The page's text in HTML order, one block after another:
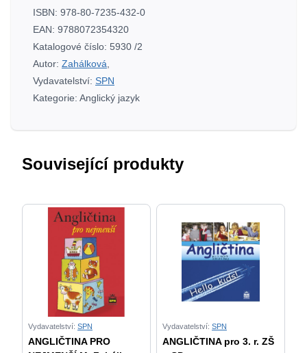
pracovní
sešit
množství
ISBN: 978-80-7235-432-0
EAN: 9788072354320
Katalogové číslo: 5930 /2
Autor: Zahálková
Vydavatelství: SPN
Kategorie: Anglický jazyk
Související produkty
Vydavatelství: SPN
ANGLIČTINA PRO
Vydavatelství: SPN
ANGLIČTINA pro 3. r. ZŠ